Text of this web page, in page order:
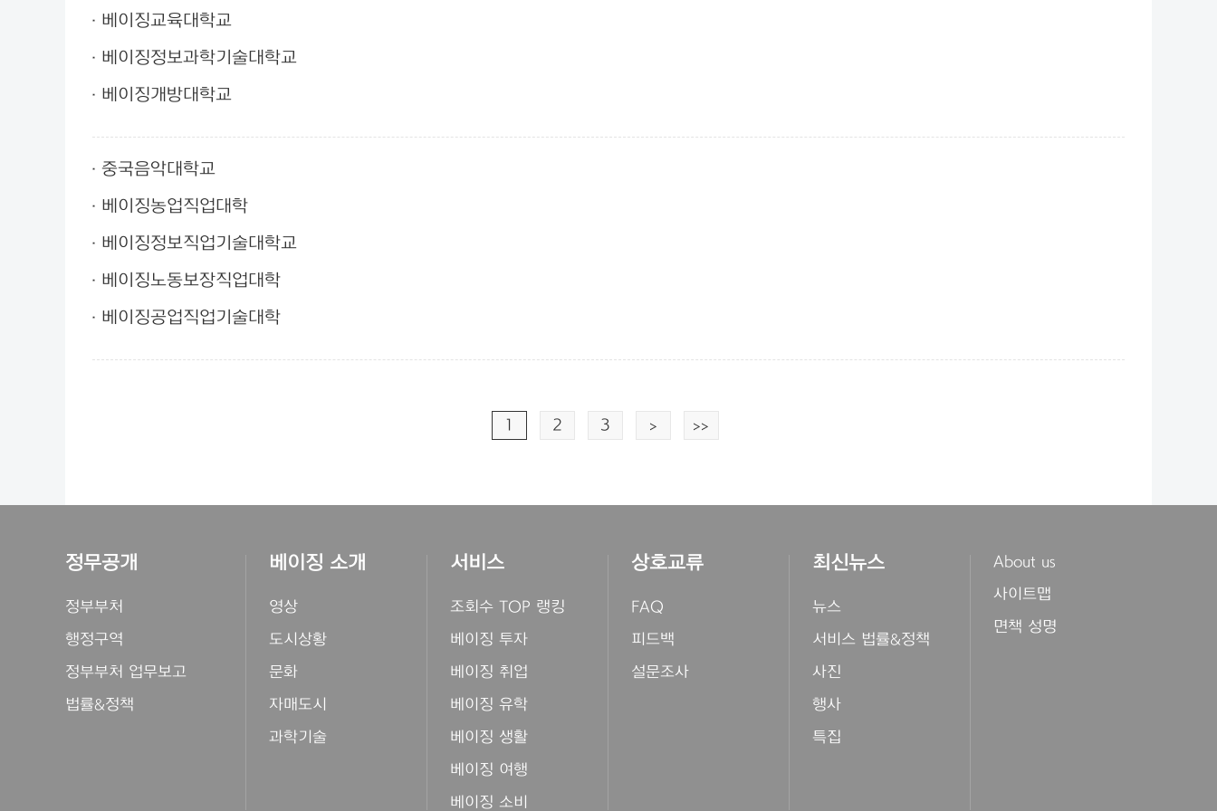
베이징교육대학교
베이징정보과학기술대학교
베이징개방대학교
중국음악대학교
베이징농업직업대학
베이징정보직업기술대학교
베이징노동보장직업대학
베이징공업직업기술대학
1 2 3 > >>
정무공개
정부부처
행정구역
정부부처 업무보고
법률&정책
베이징 소개
영상
도시상황
문화
자매도시
과학기술
서비스
조회수 TOP 랭킹
베이징 투자
베이징 취업
베이징 유학
베이징 생활
베이징 여행
베이징 소비
상호교류
FAQ
피드백
설문조사
최신뉴스
뉴스
서비스 법률&정책
사진
행사
특집
About us
사이트맵
면책 성명